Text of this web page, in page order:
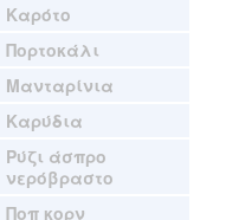
Καρότο
Πορτοκάλι
Μανταρίνια
Καρύδια
Ρύζι άσπρο
νερόβραστο
Ποπ κορν